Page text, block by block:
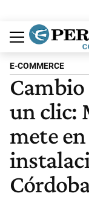
Política
Economía
Judiciales
Sociedad
Cultura
Espectáculos
Deportes
Protagonistas
E-COMMERCE
un clic:
mete